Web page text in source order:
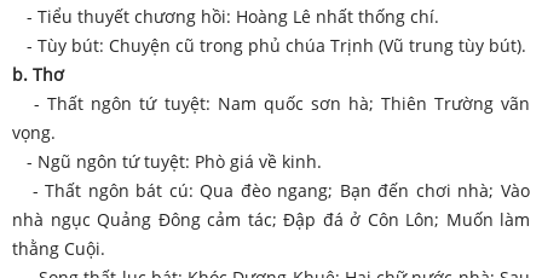
- Tiểu thuyết chương hồi: Hoàng Lê nhất thống chí.
- Tùy bút: Chuyện cũ trong phủ chúa Trịnh (Vũ trung tùy bút).
b. Thơ
- Thất ngôn tứ tuyệt: Nam quốc sơn hà; Thiên Trường vãn
vọng.
- Ngũ ngôn tứ tuyệt: Phò giá về kinh.
- Thất ngôn bát cú: Qua đèo ngang; Bạn đến chơi nhà; Vào
nhà ngục Quảng Đông cảm tác; Đập đá ở Côn Lôn; Muốn làm
thằng Cuội.